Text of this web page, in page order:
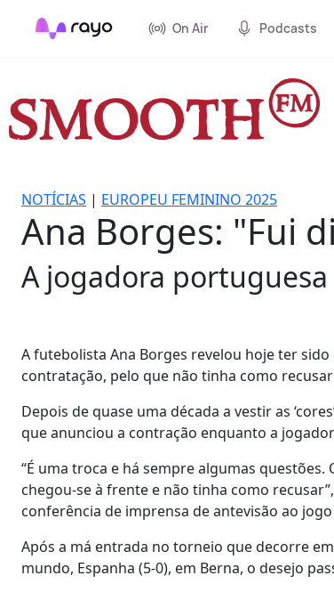
On Air Podcasts
NOTÍCIAS | EUROPEU FEMININO 2025
Ana Borges: "Fui
A jogadora
A futebolista Ana Borges revelou hoje ter
contratação, pelo que não tinha como
Depois de quase uma década a vestir as
que anunciou a contração enquanto a
“É uma troca e há sempre algumas
chegou-se à frente e não tinha como
conferência de imprensa de antevisão ao
Após a má entrada no torneio que decorre
mundo, Espanha (5-0), em Berna, o desejo